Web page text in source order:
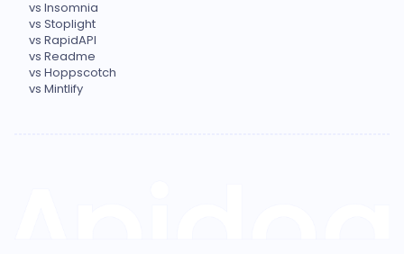
vs Insomnia
vs Stoplight
vs RapidAPI
vs Readme
vs Hoppscotch
vs Mintlify